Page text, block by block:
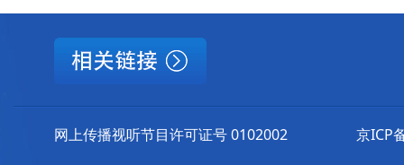
网上传播视听节目许可证号 0102002 京ICP